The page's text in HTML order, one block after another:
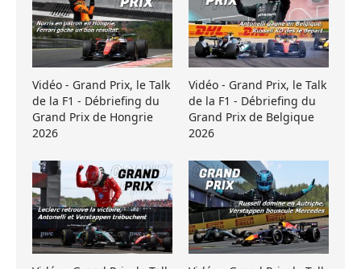
Vidéo - Grand Prix, le Talk
de la F1 - Débriefing du
Grand Prix de Hongrie
2026
Vidéo - Grand Prix, le Talk
de la F1 - Débriefing du
Grand Prix de Belgique
2026